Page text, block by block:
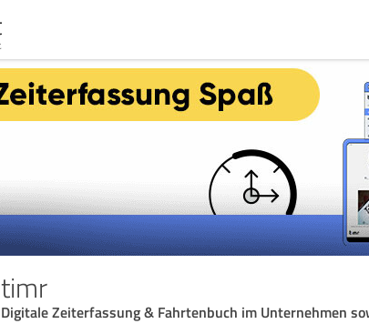
timr
Digitale Zeiterfassung & Fahrtenbuch im Unternehmen